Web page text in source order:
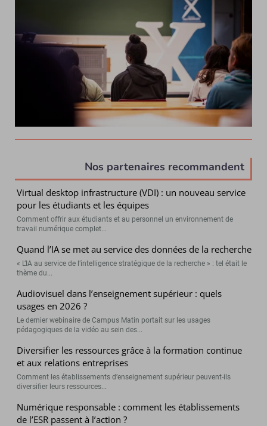
Nos partenaires recommandent
Virtual desktop infrastructure (VDI) : un nouveau service
pour les étudiants et les équipes
Comment offrir aux étudiants et au personnel un environnement de
travail numérique complet...
Quand l’IA se met au service des données de la recherche
« L’IA au service de l’intelligence stratégique de la recherche » : tel était le
thème du...
Audiovisuel dans l’enseignement supérieur : quels
usages en 2026 ?
Le dernier webinaire de Campus Matin portait sur les usages
pédagogiques de la vidéo au sein des...
Diversifier les ressources grâce à la formation continue
et aux relations entreprises
Comment les établissements d’enseignement supérieur peuvent-ils
diversifier leurs ressources...
Numérique responsable : comment les établissements
de l’ESR passent à l’action ?